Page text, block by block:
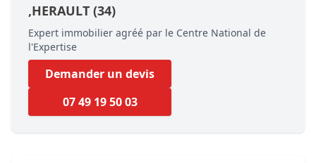
,HERAULT (34)
Expert immobilier agréé par le Centre National de
l'Expertise
Demander un devis
07 49 19 50 03